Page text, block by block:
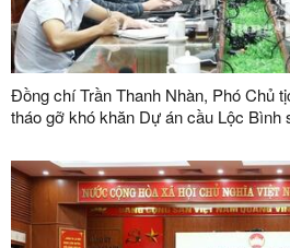
Đồng chí Trần Thanh Nhàn, Phó Chủ
tháo gỡ khó khăn Dự án cầu Lộc Bình